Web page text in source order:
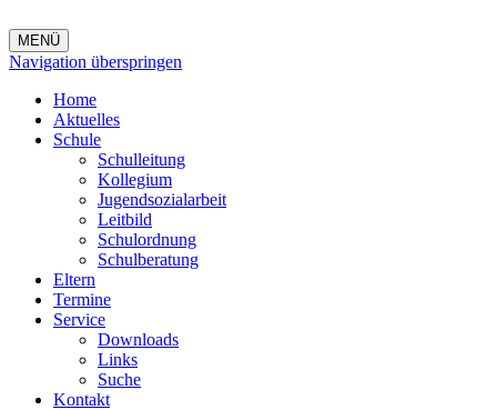
MENÜ
Navigation überspringen
Home
Aktuelles
Schule
Schulleitung
Kollegium
Jugendsozialarbeit
Leitbild
Schulordnung
Schulberatung
Eltern
Termine
Service
Downloads
Links
Suche
Kontakt